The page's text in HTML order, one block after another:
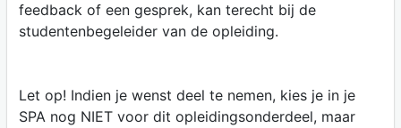
feedback of een gesprek, kan terecht bij de
studentenbegeleider van de opleiding.
Let op! Indien je wenst deel te nemen, kies je in je
SPA nog NIET voor dit opleidingsonderdeel, maar